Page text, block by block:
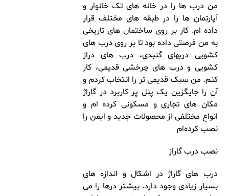
من درب ها را در خانه های تک خانوار و
آپارتمان ها را در طبقه های مختلف قرار
داده ام. کار بر روی ساختمان های تاریخی
به من فرصتی داده بود تا بر روی درب های
کشویی دربهای گنبدی، درب های دراز
کشویی و درب های چرخشی قدیمی، کار
کنم. من سبک قدیمی تر را انتخاب کردم و
آن را جایگزین یک پنل پر کاربرد در گاراژ
مکان های تجاری و مسکونی کرده ام و
انواع مختلفی از محصولات جدید و ایمن را
نصب کرده‌ام
نصب درب گاراز
درب های گاراژ در اشکال و اندازه های
بسیار زیادی وجود دارد. بیشتر درها را می